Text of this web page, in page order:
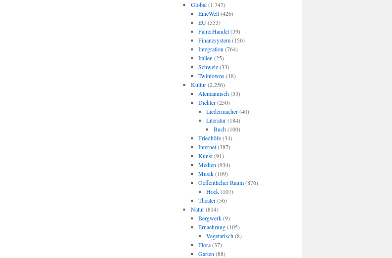
Global(1.747)
EineWelt(426)
EU(553)
FairerHandel(39)
Finanzsystem(156)
Integration (764)
Italien (25)
Schweiz(33)
Twintowns(18)
Kultur(2.256)
Alemannisch(53)
Dichter(250)
Liedermacher(40)
Literatur(184)
Buch(100)
Friedhöfe(34)
Internet(387)
Kunst(91)
Medien (934)
Musik(109)
Oeffentlicher Raum(876)
Hock(107)
Theater(56)
Natur(814)
Bergwerk(9)
Ernaehrung(105)
Vegetarisch(8)
Flora(37)
Garten (88)